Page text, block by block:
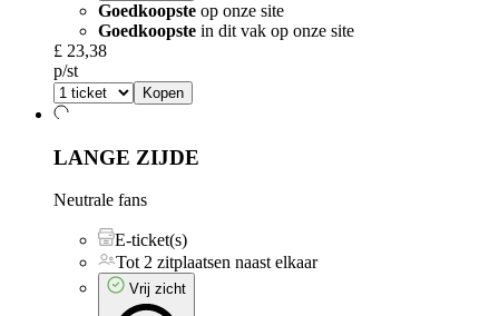
Goedkoopste op onze site
Goedkoopste in dit vak op onze site
£ 23,38
p/st
Kopen
LANGE ZIJDE
Neutrale fans
E-ticket(s)
Tot 2 zitplaatsen naast elkaar
Vrij zicht